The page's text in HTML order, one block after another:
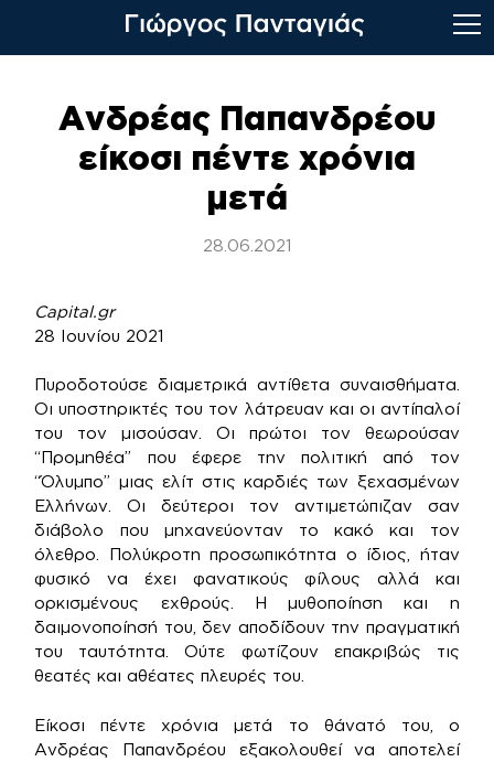
contentΑνδρέας Παπανδρέου
είκοσι πέντε χρόνια
μετά
28.06.2021
Capital.gr
28 Ιουνίου 2021
Πυροδοτούσε διαμετρικά αντίθετα συναισθήματα.
Οι υποστηρικτές του τον λάτρευαν και οι αντίπαλοί
του τον μισούσαν. Οι πρώτοι τον θεωρούσαν
“Προμηθέα” που έφερε την πολιτική από τον
“Όλυμπο” μιας ελίτ στις καρδιές των ξεχασμένων
Ελλήνων. Οι δεύτεροι τον αντιμετώπιζαν σαν
διάβολο που μηχανεύονταν το κακό και τον
όλεθρο. Πολύκροτη προσωπικότητα ο ίδιος, ήταν
φυσικό να έχει φανατικούς φίλους αλλά και
ορκισμένους εχθρούς. Η μυθοποίηση και η
δαιμονοποίησή του, δεν αποδίδουν την πραγματική
του ταυτότητα. Ούτε φωτίζουν επακριβώς τις
θεατές και αθέατες πλευρές του.
Είκοσι πέντε χρόνια μετά το θάνατό του, ο
Ανδρέας Παπανδρέου εξακολουθεί να αποτελεί